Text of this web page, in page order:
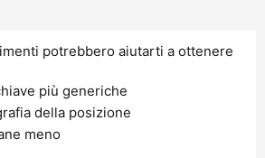
potrebbero aiutarti a ottenere
più generiche
della posizione
meno